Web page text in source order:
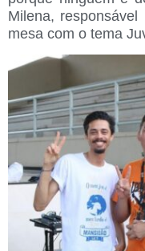
Milena,
mesa com o tema